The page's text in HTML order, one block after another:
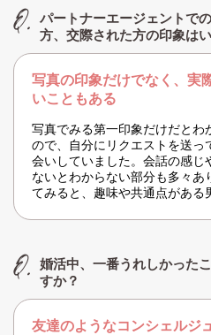
パートナーエージェントで
方、交際された方の印象は
写真の印象だけでなく、実
いこともある
写真でみる第一印象だけだとわ
ので、自分にリクエストを送っ
会いしていました。会話の感じ
ないとわからない部分も多々あ
てみると、趣味や共通点がある
婚活中、一番うれしかった
すか？
友達のようなコンシェルジ